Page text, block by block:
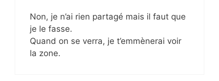
Non, je n’ai rien partagé mais il faut que
je le fasse.
Quand on se verra, je t’emmènerai voir
la zone.